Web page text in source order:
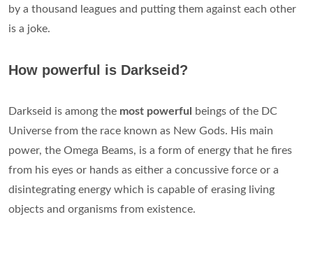
by a thousand leagues and putting them against each other
is a joke.
How powerful is Darkseid?
Darkseid is among the most powerful
beings of the DC
Universe from the race known as New Gods. His main
power, the Omega Beams, is a form of energy that he fires
from his eyes or hands as either a concussive force or a
disintegrating energy which is capable of erasing living
objects and organisms from existence.